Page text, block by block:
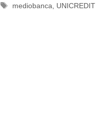
Tag
mediobanca UNICREDIT